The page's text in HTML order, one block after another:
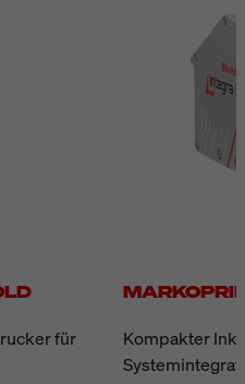
für
Kompakter